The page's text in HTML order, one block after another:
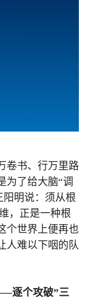
卷书、行万里路
为了给大脑“调
明说：须从根
，正是一种根
个世界上便再也
人难以下咽的队
逐个攻破”三